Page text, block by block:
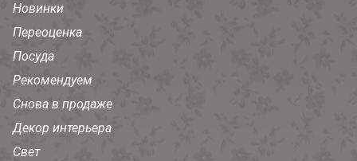
Новинки
Переоценка
Посуда
Рекомендуем
Снова в продаже
Декор интерьера
Свет